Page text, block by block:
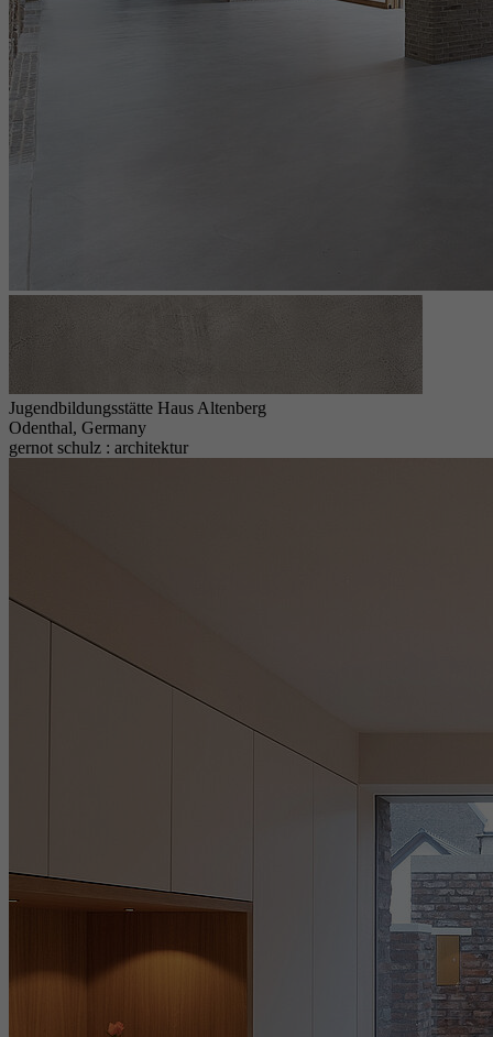
Jugendbildungsstätte Haus Altenberg
Odenthal, Germany
gernot schulz : architektur